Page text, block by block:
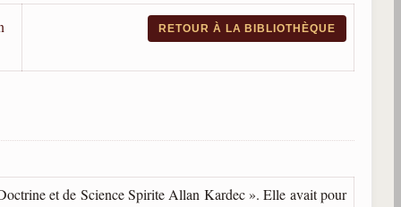
RETOUR À LA BIBLIOTHÈQUE
et de Science Spirite Allan Kardec ». Elle avait pour